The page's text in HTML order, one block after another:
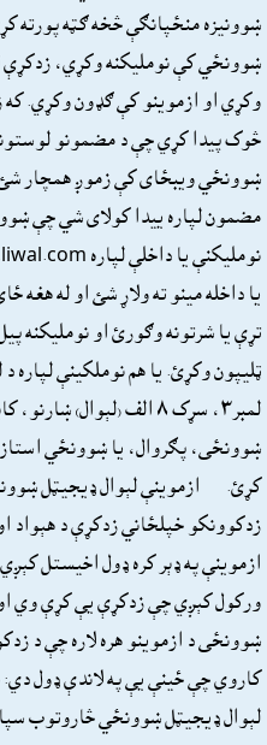
ښوونيزه منځپانګې څخه ګټه پورته
ښوونځي کې نومليکنه وکړي، زدکړې
وکړي او ازموينو کې ګډون وکړي. که
څوک پيدا کړي چې د مضمونو
ښوونځي ويبځاى کې زموږ همچار
مضمون لپاره ييدا کولاى شي چې
يا داخله مينو ته ولاړ شئ او له هغه
ټليپون وکړئ. يا هم نوملکينې لپاره
لمبر٣، سړک ٨ الف (لېوال)
ښوونځى، پګروال، يا ښوونځي
کړئ. ازموينې لېوال ډيجيټل
زدکوونکو خپلځاني زدکړې د هېواد
ازموينې په ډېر کره ډول اخيستل
ورکول کېږي چې زدکړې يې کړې وي او
ښوونځى د ازموينو هره لاره چې د
کاروي چې ځينې يې په لاندې ډول
لېوال ډيجيټل ښوونځي څاروتوب